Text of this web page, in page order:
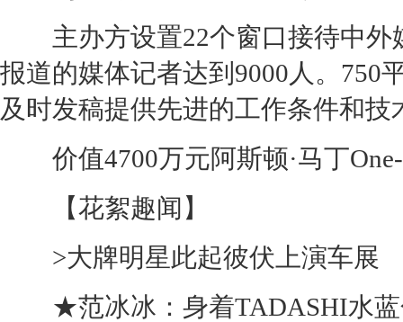
主办方设置22个窗口接待中外
报道的媒体记者达到9000人。750
及时发稿提供先进的工作条件和技
价值4700万元阿斯顿·马丁
【花絮趣闻】
>大牌明星此起彼伏上演车展
★范冰冰：身着TADASHI水蓝